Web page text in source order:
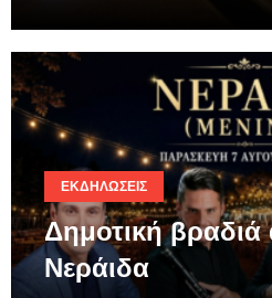
ΕΚΔΗΛΏΣΕΙΣ
Δημοτική
Νεράιδα